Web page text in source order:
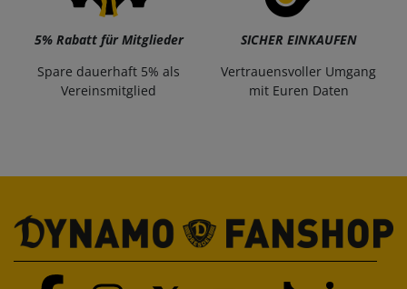
5% Rabatt für Mitglieder
Spare dauerhaft 5% als
Vereinsmitglied
SICHER EINKAUFEN
Vertrauensvoller Umgang
mit Euren Daten